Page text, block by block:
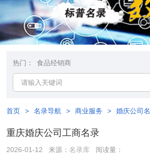
热门： 食品经销商
首页 > 名录导航 > 商业服务 > 婚庆公司
重庆婚庆公司工商名录
2026-01-12 来源：名录库 阅读量：